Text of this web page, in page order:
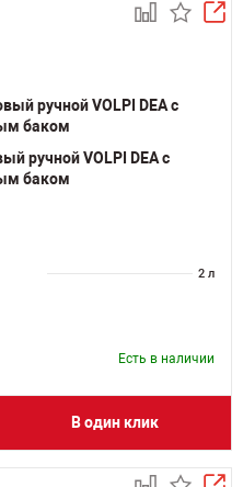
ручной VOLPI DEA с
баком
2 л
Есть в наличии
В один клик